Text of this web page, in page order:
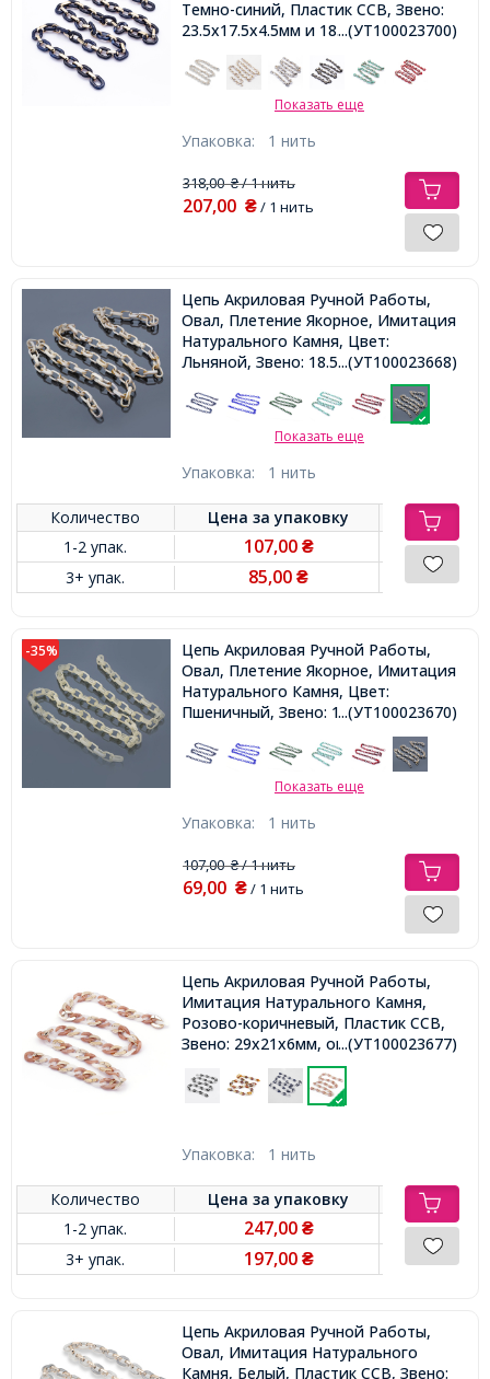
Темно-синий, Пластик CCB, Звено:
23.5x17.5x4.5мм и 18.5x11.5x4.5мм,
...(УТ100023700)
Показать еще
Упаковка: 1 нить
318,00₴/ 1 нить
207,00 ₴/ 1 нить
Цепь Акриловая Ручной Работы,
Овал, Плетение Якорное, Имитация
Натурального Камня, Цвет:
Льняной, Звено: 18.5x11.5x4.5мм,
...(УТ100023668)
Показать еще
Упаковка: 1 нить
Количество Цена заупаковку
1-2 упак.
107,00 ₴
3+ упак. 85,00₴
-35%
Цепь Акриловая Ручной Работы,
Овал, Плетение Якорное, Имитация
Натурального Камня, Цвет:
Пшеничный, Звено: 18.5x11.5x4.5мм,
...(УТ100023670)
Показать еще
Упаковка: 1 нить
107,00₴/ 1 нить
69,00 ₴/ 1 нить
Цепь Акриловая Ручной Работы,
Имитация Натурального Камня,
Розово-коричневый, Пластик CCB,
Звено: 29x21x6мм, около 60шт/1м/
...(УТ100023677)
Упаковка: 1 нить
Количество Цена заупаковку
1-2 упак.
247,00 ₴
3+ упак. 197,00 ₴
Цепь Акриловая Ручной Работы,
Овал, Имитация Натурального
Камня, Белый, Пластик CCB, Звено: